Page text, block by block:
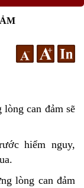
can đảm sẽ
hiểm nguy,
lòng can đảm